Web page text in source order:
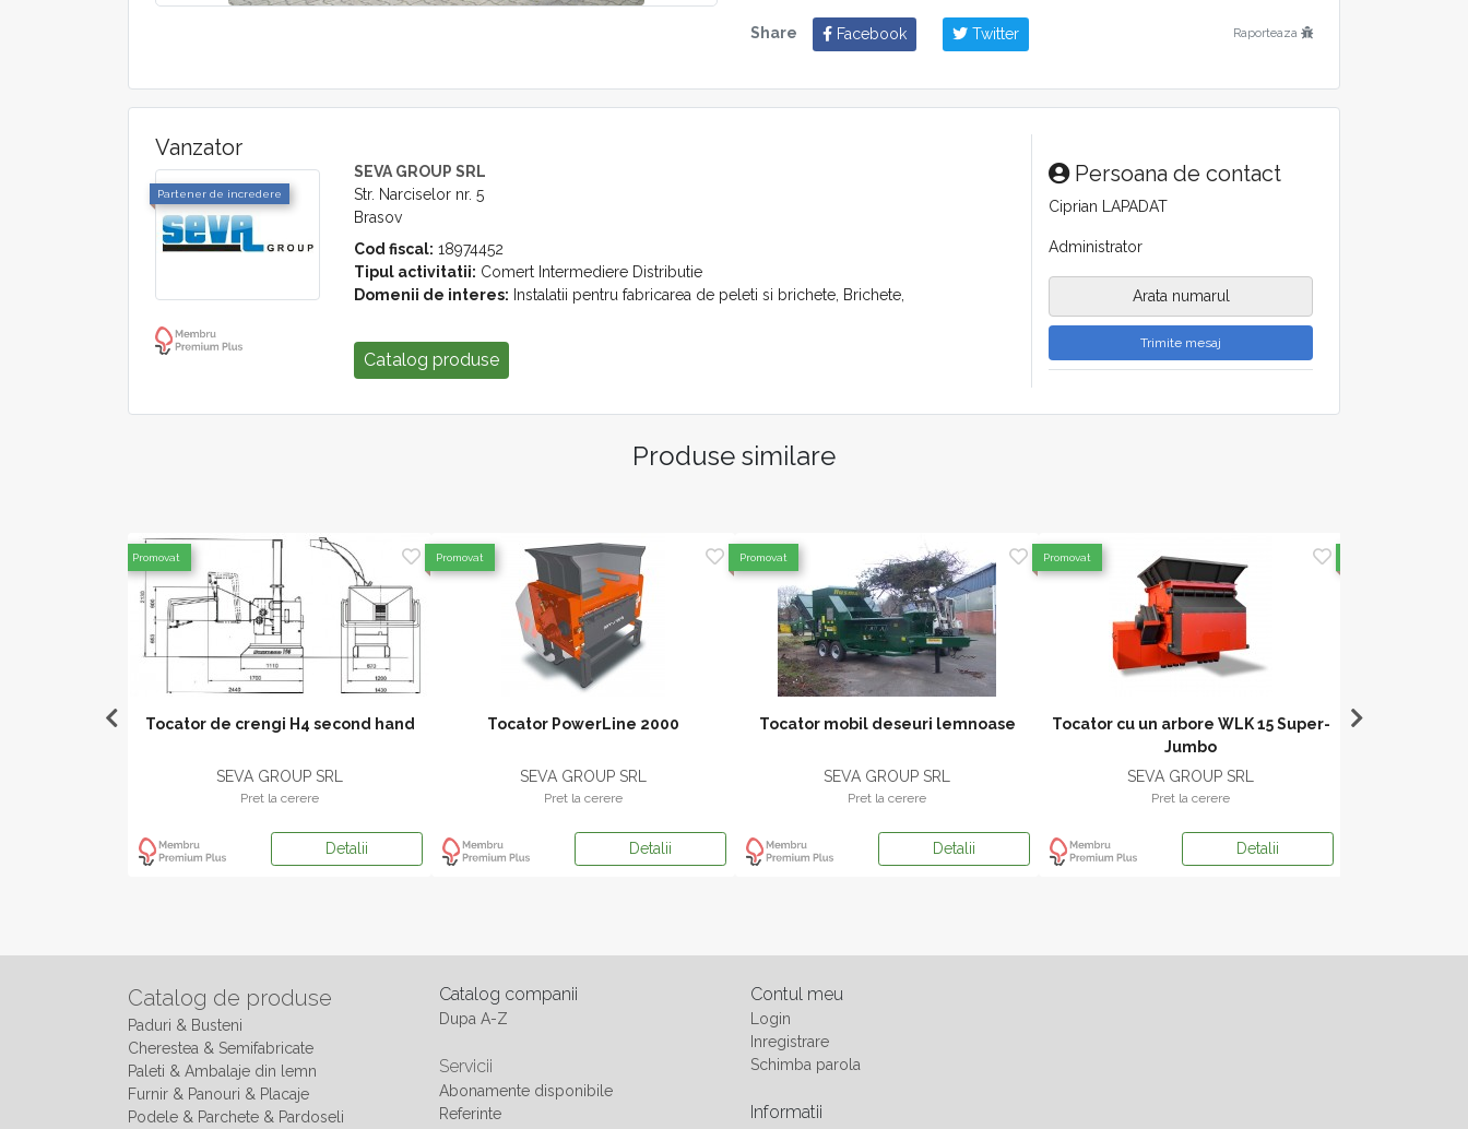
Share Facebook Twitter Raporteaza
Vanzator
Partener de incredere
SEVA GROUP SRL
Str. Narciselor nr. 5
Brasov
Cod fiscal: 18974452
Tipul activitatii: Comert Intermediere Distributie
Domenii de interes: Instalatii pentru fabricarea de peleti si brichete, Brichete,
Catalog produse
Persoana de contact
Ciprian LAPADAT
Administrator
Arata numarul
Trimite mesaj
Produse similare
x 800 L 6 WV
Tocator de crengi H4 second hand
SEVA GROUP SRL
Pret la cerere
Detalii
Promovat
Tocator PowerLine 2000
SEVA GROUP SRL
Pret la cerere
Detalii
Promovat
Tocator mobil deseuri lemnoase
SEVA GROUP SRL
Pret la cerere
Detalii
Promovat
Tocator cu un arbore WLK 15 Super-
Jumbo
SEVA GROUP SRL
Pret la cerere
Detalii
Promovat
Catalog de produse
Paduri & Busteni
Cherestea & Semifabricate
Paleti & Ambalaje din lemn
Furnir & Panouri & Placaje
Podele & Parchete & Pardoseli
Catalog companii
Dupa A-Z
Servicii
Abonamente disponibile
Referinte
Contul meu
Login
Inregistrare
Schimba parola
Informatii